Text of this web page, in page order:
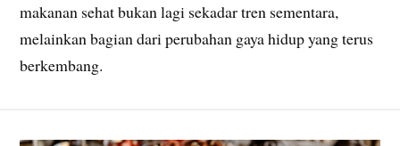
makanan sehat bukan lagi sekadar tren sementara,
melainkan bagian dari perubahan gaya hidup yang terus
berkembang.